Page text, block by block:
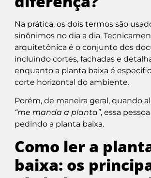
Na prática, os dois termos são
sinônimos no dia a dia.
arquitetônica é o conjunto dos
incluindo cortes, fachadas e
enquanto a planta baixa é
corte horizontal do ambiente.
Porém, de maneira geral, quando
“me manda a planta”, essa
pedindo a planta baixa.
Como ler a
baixa: os